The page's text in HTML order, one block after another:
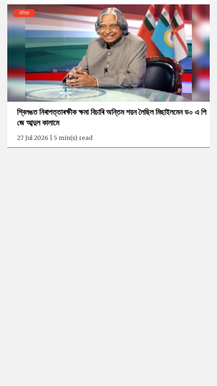
ঐতিহ্য
শ্বিলঙত নিৰাপত্তাৰক্ষীক ক্ষমা বিচাৰি অন্তিম শয়ন লৈছিল মিছাইলমেন ড০ এ পি
জে আব্দুল কালামে
27 Jul 2026 | 5 min(s) read